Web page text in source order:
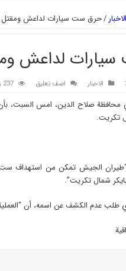
الاخبار /حرق ست سيارات لداعش ومقتل
لداعش
الاخبار اضف تعليق 237 زيارة
محافظة صلاح الدين، امس السبت،
تكريت.
الجيش تمكن من استهداف ست
شمال تكريت”.
طلب عدم الكشف عن اسمه، أن